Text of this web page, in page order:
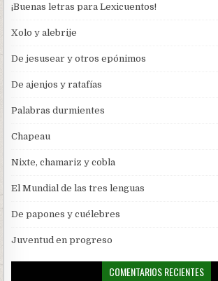
¡Buenas letras para Lexicuentos!
Xolo y alebrije
De jesusear y otros epónimos
De ajenjos y ratafías
Palabras durmientes
Chapeau
Nixte, chamariz y cobla
El Mundial de las tres lenguas
De papones y cuélebres
Juventud en progreso
COMENTARIOS RECIENTES